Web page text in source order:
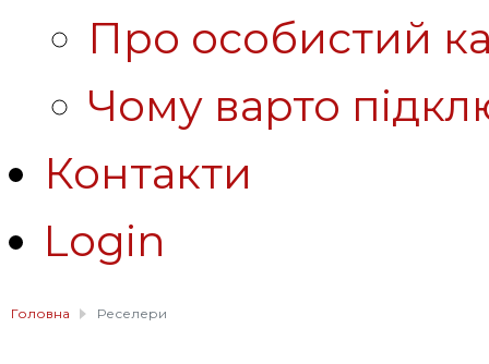
Про особистий
Чому варто
Контакти
Login
Головна Реселери